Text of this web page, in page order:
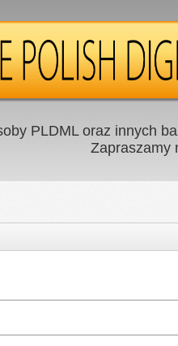
PLDML oraz innych
Zapraszamy